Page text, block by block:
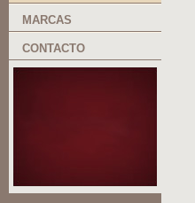
MARCAS
CONTACTO